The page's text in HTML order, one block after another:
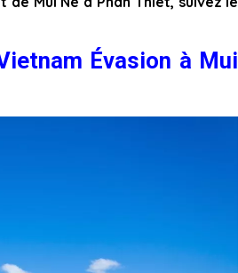
Évasion à Mui